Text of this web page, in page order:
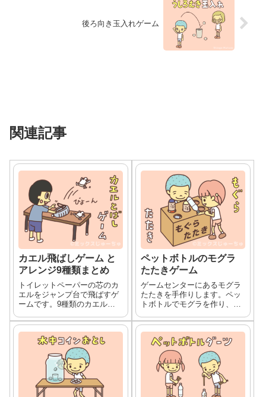
後ろ向き玉入れゲーム
関連記事
カエル飛ばしゲーム と
アレンジ9種類まとめ
トイレットペーパーの芯のカ
エルをジャンプ台で飛ばすゲ
ームです。9種類のカエル飛
ペットボトルのモグラ
たたきゲーム
ゲームセンターにあるモグラ
たたきを手作りします。ペッ
トボトルでモグラを作り、段
台を作ります。中に入ってい
る人がモグラを出し入れして
ゲームを遊びます。